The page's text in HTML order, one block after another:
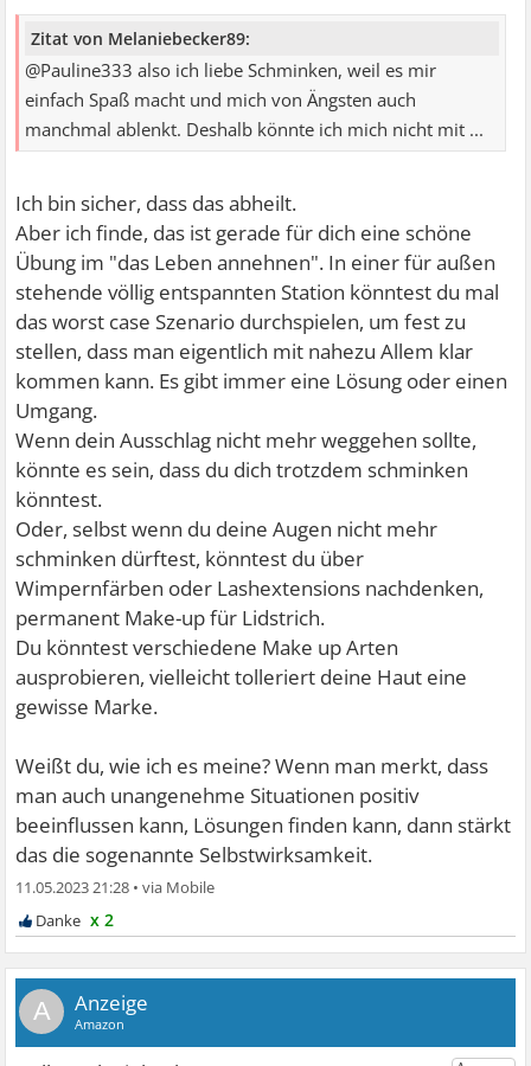
Zitat von Melaniebecker89:
@Pauline333 also ich liebe Schminken, weil es mir
einfach Spaß macht und mich von Ängsten auch
manchmal ablenkt. Deshalb könnte ich mich nicht mit ...
Ich bin sicher, dass das abheilt.
Aber ich finde, das ist gerade für dich eine schöne
Übung im "das Leben annehnen". In einer für außen
stehende völlig entspannten Station könntest du mal
das worst case Szenario durchspielen, um fest zu
stellen, dass man eigentlich mit nahezu Allem klar
kommen kann. Es gibt immer eine Lösung oder einen
Umgang.
Wenn dein Ausschlag nicht mehr weggehen sollte,
könnte es sein, dass du dich trotzdem schminken
könntest.
Oder, selbst wenn du deine Augen nicht mehr
schminken dürftest, könntest du über
Wimpernfärben oder Lashextensions nachdenken,
permanent Make-up für Lidstrich.
Du könntest verschiedene Make up Arten
ausprobieren, vielleicht tolleriert deine Haut eine
gewisse Marke.
Weißt du, wie ich es meine? Wenn man merkt, dass
man auch unangenehme Situationen positiv
beeinflussen kann, Lösungen finden kann, dann stärkt
das die sogenannte Selbstwirksamkeit.
11.05.2023 21:28 •
x 2
A